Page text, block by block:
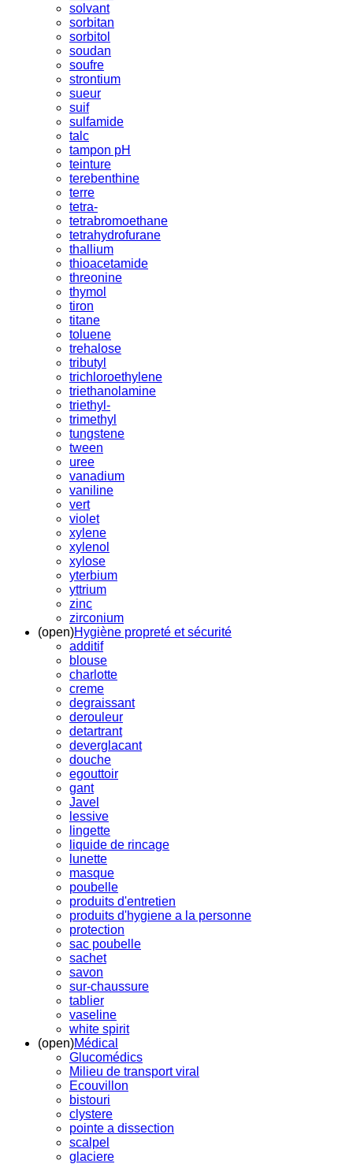
solvant
sorbitan
sorbitol
soudan
soufre
strontium
sueur
suif
sulfamide
talc
tampon pH
teinture
terebenthine
terre
tetra-
tetrabromoethane
tetrahydrofurane
thallium
thioacetamide
threonine
thymol
tiron
titane
toluene
trehalose
tributyl
trichloroethylene
triethanolamine
triethyl-
trimethyl
tungstene
tween
uree
vanadium
vaniline
vert
violet
xylene
xylenol
xylose
yterbium
yttrium
zinc
zirconium
(open)Hygiène propreté et sécurité
additif
blouse
charlotte
creme
degraissant
derouleur
detartrant
deverglacant
douche
egouttoir
gant
Javel
lessive
lingette
liquide de rincage
lunette
masque
poubelle
produits d'entretien
produits d'hygiene a la personne
protection
sac poubelle
sachet
savon
sur-chaussure
tablier
vaseline
white spirit
(open)Médical
Glucomédics
Milieu de transport viral
Ecouvillon
bistouri
clystere
pointe a dissection
scalpel
glaciere